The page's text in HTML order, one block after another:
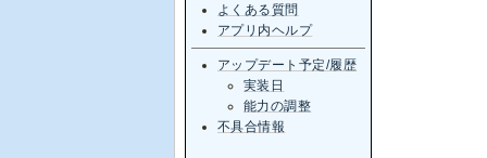
よくある質問
アプリ内ヘルプ
アップデート予定/履歴
実装日
能力の調整
不具合情報